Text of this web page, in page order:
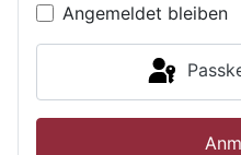
Angemeldet bleiben